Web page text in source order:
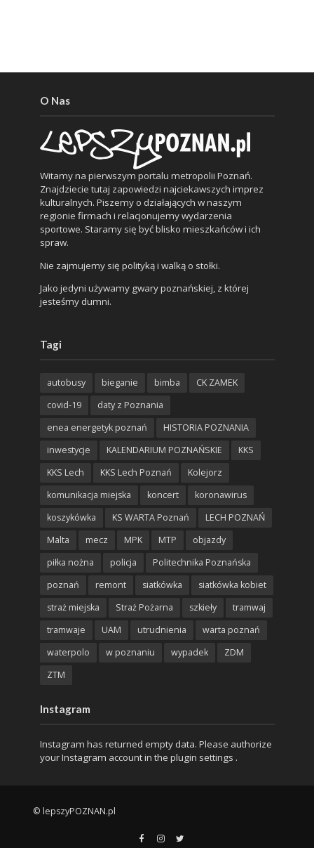
O Nas
Witamy na pierwszym portalu metropolii Poznań.
Znajdziecie tutaj zapowiedzi najciekawszych imprez
kulturalnych. Piszemy o działających w naszym
regionie firmach i relacjonujemy wydarzenia
sportowe. Staramy się być blisko mieszkańców i ich
spraw.
Nie zajmujemy się polityką i walką o stołki.
Jako jedyni używamy gwary poznańskiej, z której
jesteśmy dumni.
Tagi
autobusy bieganie bimba
CK ZAMEK
covid-19
daty z Poznania
enea energetyk poznań
HISTORIA POZNANIA
inwestycje
KALENDARIUM POZNAŃSKIE
KKS
KKS Lech
KKS Lech Poznań
Kolejorz
komunikacja miejska
koncert
koronawirus
koszykówka
KS WARTA Poznań
LECH POZNAŃ
Malta
mecz MPK MTP
objazdy
piłka nożna
policja
Politechnika Poznańska
poznań
remont siatkówka
siatkówka kobiet
straż miejska
Straż Pożarna szkieły
tramwaj
tramwaje
UAM utrudnienia
warta poznań
waterpolo
w poznaniu wypadek
ZDM
ZTM
Instagram
Instagram has returned empty data. Please authorize
your Instagram account in the plugin settings .
© lepszyPOZNAN.pl